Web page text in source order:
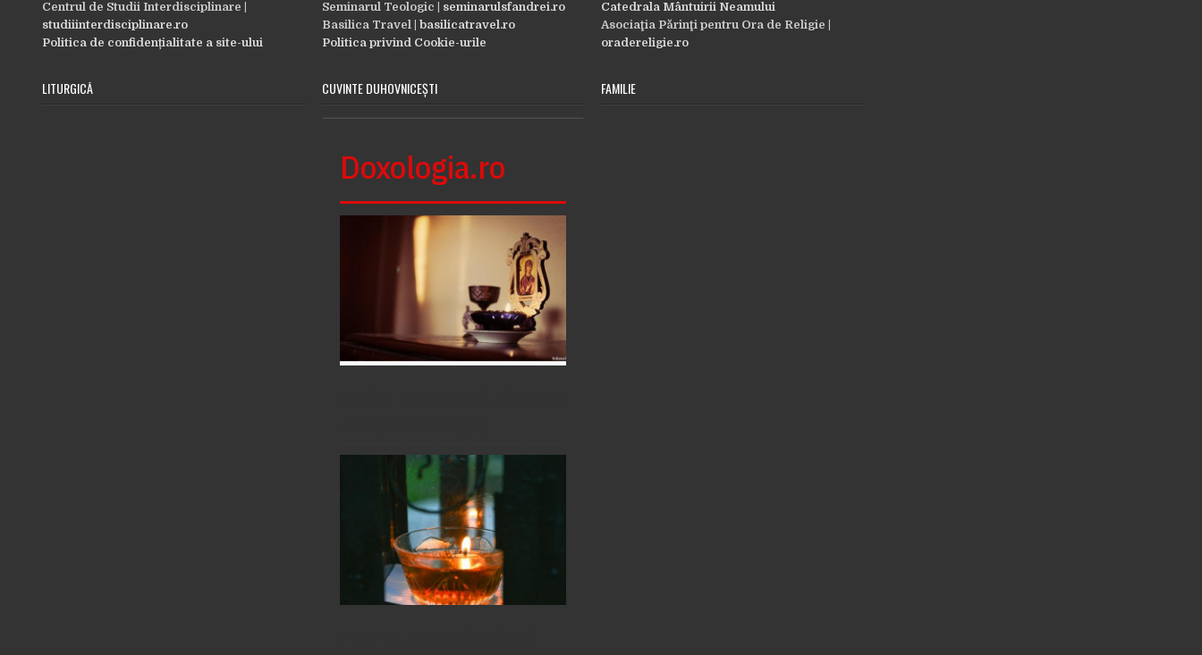
Centrul de Studii Interdisciplinare |
studiiinterdisciplinare.ro
Politica de confidențialitate a site-ului
LITURGICĂ
Seminarul Teologic | seminarulsfandrei.ro
Basilica Travel | basilicatravel.ro
Politica privind Cookie-urile
CUVINTE DUHOVNICEȘTI
Doxologia.ro
Catedrala Mântuirii Neamului
Asociaţia Părinţi pentru Ora de Religie |
oradereligie.ro
FAMILIE